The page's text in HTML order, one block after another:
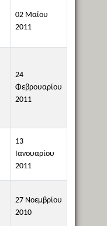
02 Μαΐου
2011
24
Φεβρουαρίου
2011
13
Ιανουαρίου
2011
27 Νοεμβρίου
2010